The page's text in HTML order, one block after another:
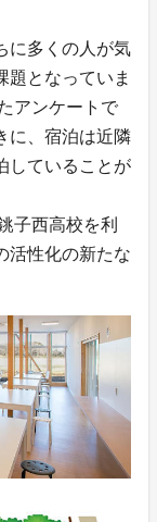
に多くの人が気
題となっていま
アンケートで
に、宿泊は近隣
していることが
子西高校を利
活性化の新たな